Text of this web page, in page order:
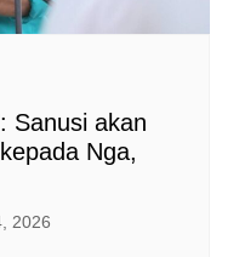
Sanusi akan
Nga,
2026